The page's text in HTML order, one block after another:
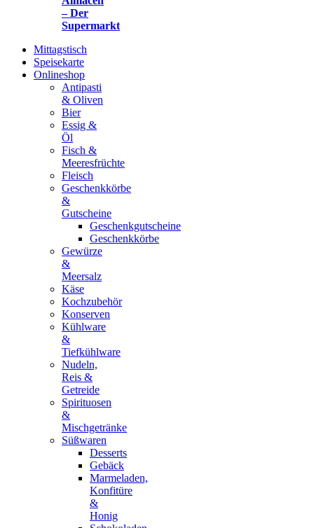
– Der
Supermarkt
Mittagstisch
Speisekarte
Onlineshop
Antipasti
& Oliven
Bier
Essig &
Öl
Fisch &
Meeresfrüchte
Fleisch
Geschenkkörbe
&
Gutscheine
Geschenkgutscheine
Geschenkkörbe
Gewürze
&
Meersalz
Käse
Kochzubehör
Konserven
Kühlware
&
Tiefkühlware
Nudeln,
Reis &
Getreide
Spirituosen
&
Mischgetränke
Süßwaren
Desserts
Gebäck
Marmeladen,
Konfitüre
&
Honig